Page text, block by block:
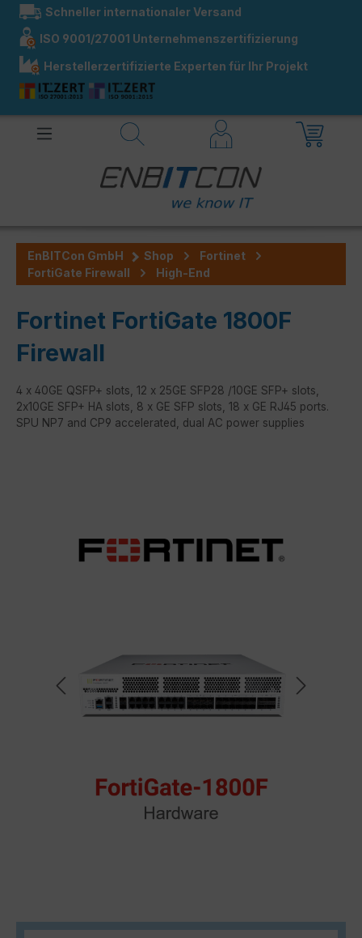
springen
Schneller internationaler Versand
ISO 9001/27001 Unternehmenszertifizierung
Herstellerzertifizierte Experten für Ihr Projekt
EnBITCon GmbH Shop
Fortinet
FortiGate Firewall
High-End
Fortinet FortiGate 1800F
Firewall
4 x 40GE QSFP+ slots, 12 x 25GE SFP28 /10GE SFP+ slots,
2x10GE SFP+ HA slots, 8 x GE SFP slots, 18 x GE RJ45 ports.
SPU NP7 and CP9 accelerated, dual AC power supplies